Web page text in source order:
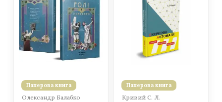
Паперова книга
Олександр Балабко
Паперова книга
Кривий С. Л.